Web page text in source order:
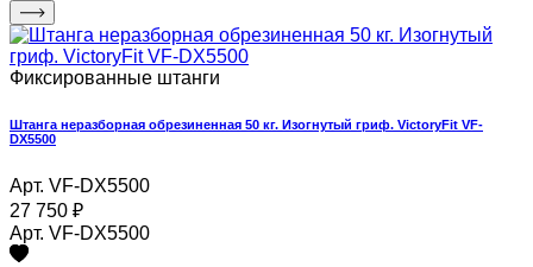
Фиксированные штанги
Штанга неразборная обрезиненная 50 кг. Изогнутый гриф. VictoryFit VF-
DX5500
Арт. VF-DX5500
27 750 ₽
Арт. VF-DX5500